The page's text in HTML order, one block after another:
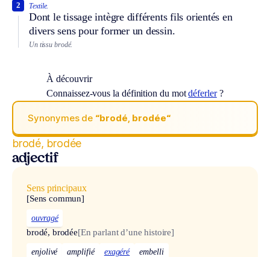
Textile.
Dont le tissage intègre différents fils orientés en
divers sens pour former un dessin.
2
Un tissu brodé.
À découvrir
Connaissez-vous la définition du motdéferler?
Synonymes de “brodé, brodée“
brodé, brodée
adjectif
Sens principaux
[Sens commun]
ouvragé
brodé, brodée[En parlant d’une histoire]
enjolivé amplifié exagéré embelli